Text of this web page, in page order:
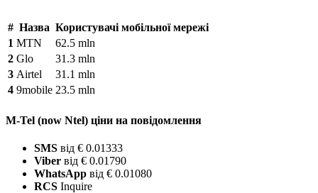
# Назва Користувачі мобільної мережі
1 MTN
62.5 mln
2 Glo
31.3 mln
3 Airtel
31.1 mln
4 9mobile 23.5 mln
M-Tel (now Ntel) ціни на повідомлення
SMS від € 0.01333
Viber від € 0.01790
WhatsApp від € 0.01080
RCS Inquire